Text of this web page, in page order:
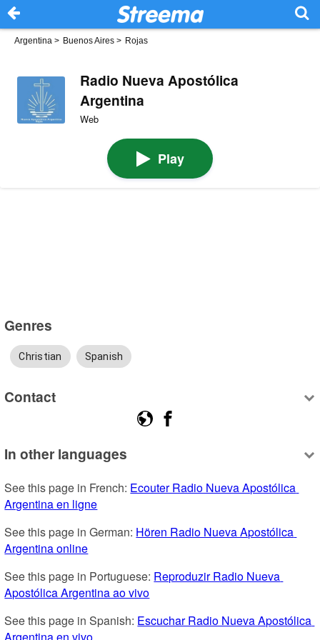
Argentina > Buenos Aires > Rojas
Radio Nueva Apostólica
Argentina
Web
Play
Genres
Christian Spanish
Contact
In other languages
See this page in French: Ecouter Radio Nueva Apostólica
Argentina en ligne
See this page in German: Hören Radio Nueva Apostólica
Argentina online
See this page in Portuguese: Reproduzir Radio Nueva
Apostólica Argentina ao vivo
See this page in Spanish: Escuchar Radio Nueva Apostólica
Argentina en vivo